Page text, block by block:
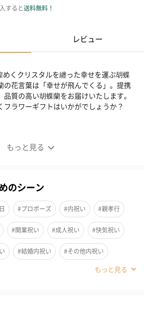
すると送料無料！
レビュー
もっと見る
めくクリスタルを纏った幸せを運ぶ胡蝶
の花言葉は「幸せが飛んでくる」。提携
質の高い胡蝶蘭をお届けいたします。
フラワーギフトはいかがでしょうか？
オススメのギフト
幸せを運ぶ胡蝶蘭。
伝えることができます。
う花言葉を持つ胡蝶蘭を提携農家のみ
入れて、フラワーサプライズ
のシーン
#プロポーズ #内祝い #親孝行
#開業祝い #成人祝い #快気祝い
#結婚内祝い #その他内祝い
#米寿祝い